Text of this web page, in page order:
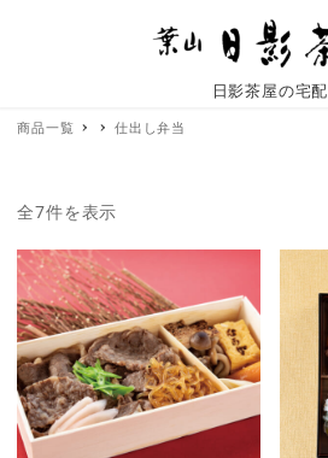
日影茶屋の宅配
商品一覧 仕出し弁当
全7件を表示